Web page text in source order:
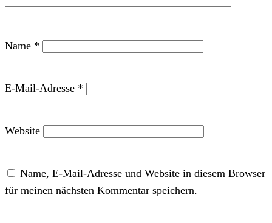
Name *
E-Mail-Adresse *
Website
Name, E-Mail-Adresse und Website in diesem Browser
für meinen nächsten Kommentar speichern.